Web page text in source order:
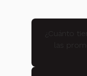
¿Cuánto
las